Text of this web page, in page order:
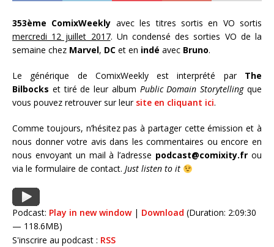
353ème ComixWeekly avec les titres sortis en VO sortis
mercredi 12 juillet 2017. Un condensé des sorties VO de la
semaine chez Marvel, DC et en indé avec Bruno.
Le générique de ComixWeekly est interprété par The
Bilbocks et tiré de leur album Public Domain Storytellingque
vous pouvez retrouver sur leursite en cliquant ici.
Comme toujours, n’hésitez pas à partager cette émission et à
nous donner votre avis dans les commentaires ou encore en
nous envoyant un mail à l’adresse podcast@comixity.fr ou
via le formulaire de contact. Just listen to it
Podcast: Play in new window| Download (Duration: 2:09:30
— 118.6MB)
S'inscrire au podcast : RSS